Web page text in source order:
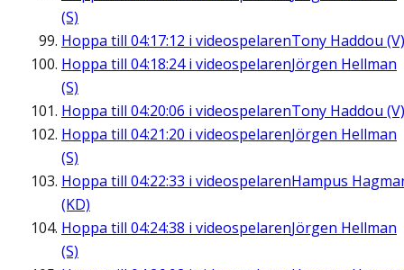
(S)
Hoppa till 04:17:12 i videospelarenTony Haddou (V)
Hoppa till 04:18:24i videospelarenJörgen Hellman
(S)
Hoppa till 04:20:06 i videospelarenTony Haddou (V)
Hoppa till 04:21:20 i videospelarenJörgen Hellman
(S)
Hoppa till 04:22:33 i videospelarenHampus
(KD)
Hoppa till 04:24:38 i videospelarenJörgen Hellman
(S)